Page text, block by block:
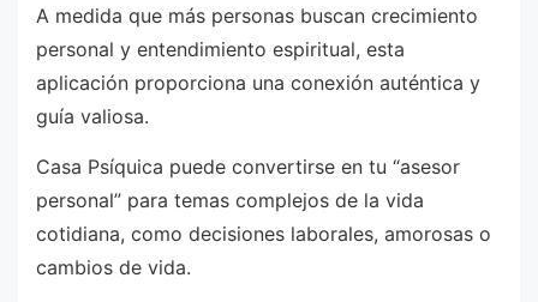
A medida que más personas buscan crecimiento
personal y entendimiento espiritual, esta
aplicación proporciona una conexión auténtica y
guía valiosa.
Casa Psíquica puede convertirse en tu “asesor
personal” para temas complejos de la vida
cotidiana, como decisiones laborales, amorosas o
cambios de vida.